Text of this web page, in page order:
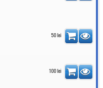
50 lei
100 lei